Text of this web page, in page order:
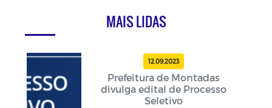
MAIS LIDAS
12.09.2023
Prefeitura de Montadas
divulga edital de Processo
Seletivo